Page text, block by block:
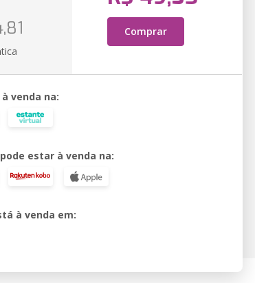
Comprar
venda na:
estar à venda na:
à venda em: